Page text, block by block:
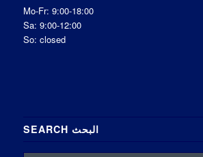
Mo-Fr: 9:00-18:00
Sa: 9:00-12:00
So: closed
SEARCH البحث